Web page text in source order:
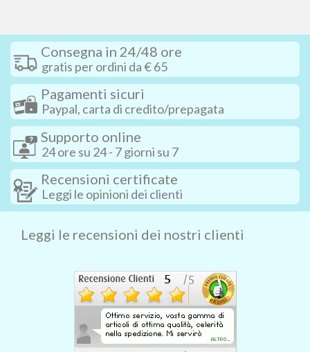
Consegna in 24/48 ore
gratis per ordini da € 65
Pagamenti sicuri
Paypal, carta di credito/prepagata
Supporto online
24 ore su 24 - 7 giorni su 7
Recensioni certificate
Leggi le opinioni dei clienti
Leggi le recensioni dei nostri clienti